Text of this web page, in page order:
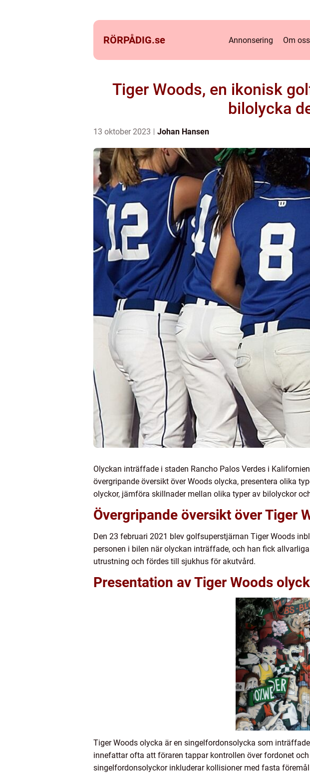
RÖRPÅDIG.se Annonsering Om oss
Tiger Woods, en ikonisk
bilolycka
13 oktober 2023 Johan Hansen
Olyckan inträffade i staden Rancho Palos Verdes i
övergripande översikt över Woods olycka, presentera olika
olyckor, jämföra skillnader mellan olika typer av bilolyckor
Övergripande översikt över Tiger
Den 23 februari 2021 blev golfsuperstjärnan Tiger Woods
personen i bilen när olyckan inträffade, och han fick
utrustning och fördes till sjukhus för akutvård.
Presentation av Tiger Woods
Tiger Woods olycka är en singelfordonsolycka som
innefattar ofta att föraren tappar kontrollen över fordonet
singelfordonsolyckor inkluderar kollisioner med fasta